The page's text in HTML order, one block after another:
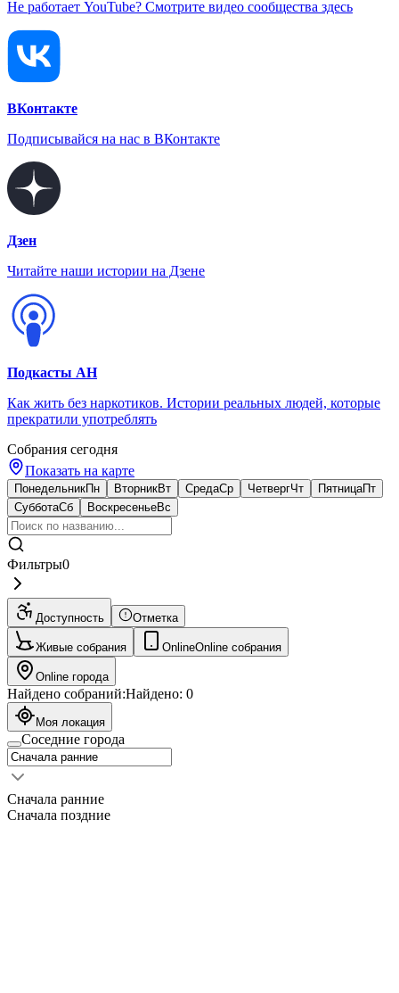
Не работает YouTube? Смотрите видео сообщества здесь
ВКонтакте
Подписывайся на нас в ВКонтакте
Дзен
Читайте наши истории на Дзене
Подкасты АН
Как жить без наркотиков. Истории реальных людей, которые
прекратили употреблять
Собрания сегодня
Показать на карте
ПонедельникПн ВторникВт СредаСр ЧетвергЧт ПятницаПт
СубботаСб ВоскресеньеВс
Фильтры0
Доступность Отметка
Живые собрания OnlineOnline собрания
Online города
Найдено собраний:Найдено: 0
Моя локация
Соседние города
Сначала ранние
Сначала поздние